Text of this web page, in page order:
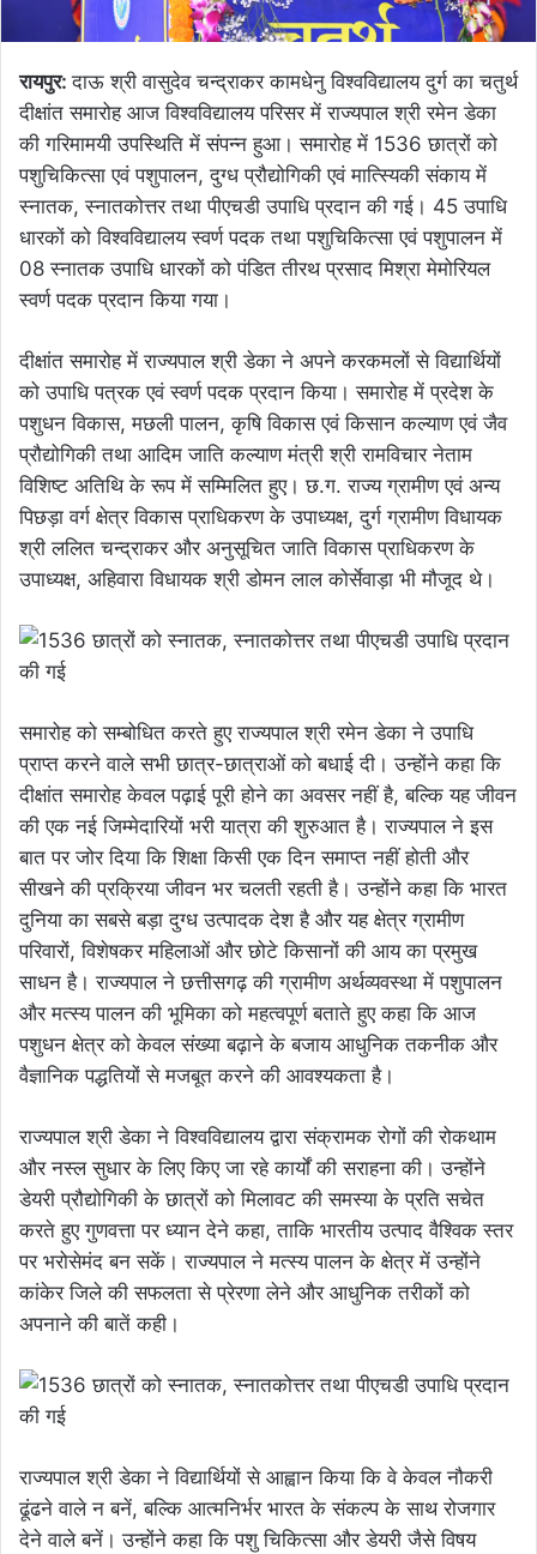
रायपुर:दाऊ श्री वासुदेव चन्द्राकर कामधेनु विश्वविद्यालय दुर्ग का चतुर्थ
दीक्षांत समारोह आज विश्वविद्यालय परिसर में राज्यपाल श्री रमेन डेका
की गरिमामयी उपस्थिति में संपन्न हुआ। समारोह में 1536 छात्रों को
पशुचिकित्सा एवं पशुपालन, दुग्ध प्रौद्योगिकी एवं मात्स्यिकी संकाय में
स्नातक, स्नातकोत्तर तथा पीएचडी उपाधि प्रदान की गई। 45 उपाधि
धारकों को विश्वविद्यालय स्वर्ण पदक तथा पशुचिकित्सा एवं पशुपालन में
08 स्नातक उपाधि धारकों को पंडित तीरथ प्रसाद मिश्रा मेमोरियल
स्वर्ण पदक प्रदान किया गया।
दीक्षांत समारोह में राज्यपाल श्री डेका ने अपने करकमलों से विद्यार्थियों
को उपाधि पत्रक एवं स्वर्ण पदक प्रदान किया। समारोह में प्रदेश के
पशुधन विकास, मछली पालन, कृषि विकास एवं किसान कल्याण एवं जैव
प्रौद्योगिकी तथा आदिम जाति कल्याण मंत्री श्री रामविचार नेताम
विशिष्ट अतिथि के रूप में सम्मिलित हुए। छ.ग. राज्य ग्रामीण एवं अन्य
पिछड़ा वर्ग क्षेत्र विकास प्राधिकरण के उपाध्यक्ष, दुर्ग ग्रामीण विधायक
श्री ललित चन्द्राकर और अनुसूचित जाति विकास प्राधिकरण के
उपाध्यक्ष, अहिवारा विधायक श्री डोमन लाल कोर्सेवाड़ा भी मौजूद थे।
समारोह को सम्बोधित करते हुए राज्यपाल श्री रमेन डेका ने उपाधि
प्राप्त करने वाले सभी छात्र-छात्राओं को बधाई दी। उन्होंने कहा कि
दीक्षांत समारोह केवल पढ़ाई पूरी होने का अवसर नहीं है, बल्कि यह जीवन
की एक नई जिम्मेदारियों भरी यात्रा की शुरुआत है। राज्यपाल ने इस
बात पर जोर दिया कि शिक्षा किसी एक दिन समाप्त नहीं होती और
सीखने की प्रक्रिया जीवन भर चलती रहती है। उन्होंने कहा कि भारत
दुनिया का सबसे बड़ा दुग्ध उत्पादक देश है और यह क्षेत्र ग्रामीण
परिवारों, विशेषकर महिलाओं और छोटे किसानों की आय का प्रमुख
साधन है। राज्यपाल ने छत्तीसगढ़ की ग्रामीण अर्थव्यवस्था में पशुपालन
और मत्स्य पालन की भूमिका को महत्वपूर्ण बताते हुए कहा कि आज
पशुधन क्षेत्र को केवल संख्या बढ़ाने के बजाय आधुनिक तकनीक और
वैज्ञानिक पद्धतियों से मजबूत करने की आवश्यकता है।
राज्यपाल श्री डेका ने विश्वविद्यालय द्वारा संक्रामक रोगों की रोकथाम
और नस्ल सुधार के लिए किए जा रहे कार्यों की सराहना की। उन्होंने
डेयरी प्रौद्योगिकी के छात्रों को मिलावट की समस्या के प्रति सचेत
करते हुए गुणवत्ता पर ध्यान देने कहा, ताकि भारतीय उत्पाद वैश्विक स्तर
पर भरोसेमंद बन सकें। राज्यपाल ने मत्स्य पालन के क्षेत्र में उन्होंने
कांकेर जिले की सफलता से प्रेरणा लेने और आधुनिक तरीकों को
अपनाने की बातें कही।
राज्यपाल श्री डेका ने विद्यार्थियों से आह्वान किया कि वे केवल नौकरी
ढूंढने वाले न बनें, बल्कि आत्मनिर्भर भारत के संकल्प के साथ रोजगार
देने वाले बनें। उन्होंने कहा कि पशु चिकित्सा और डेयरी जैसे विषय